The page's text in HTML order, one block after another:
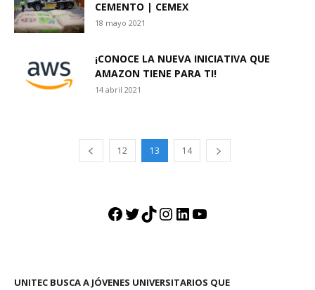
CEMENTO | CEMEX
18 mayo 2021
¡CONOCE LA NUEVA INICIATIVA QUE
AMAZON TIENE PARA TI!
14 abril 2021
12 13 14
Facebook
Twitter
TikTok
Instagram
LinkedIn
YouTube
UNITEC BUSCA A JÓVENES UNIVERSITARIOS QUE